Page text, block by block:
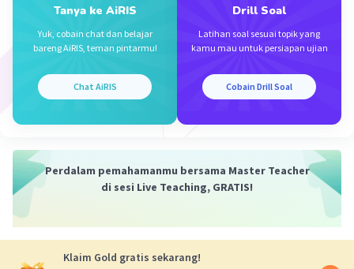
Jawabannya C ya kak
Beri Rating·5.0(1) Balas
Tanya ke AiRIS
Yuk, cobain chat dan belajar
bareng AiRIS, teman pintarmu!
Chat AiRIS
Drill Soal
Latihan soal sesuai topik yang
kamu mau untuk persiapan ujian
Cobain Drill Soal
Perdalam pemahamanmu bersama Master Teacher
di sesi Live Teaching, GRATIS!
Klaim Gold gratis sekarang!